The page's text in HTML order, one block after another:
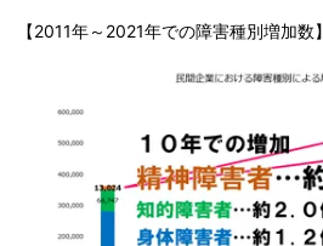
【2011年～2021年での障害種別増加数】